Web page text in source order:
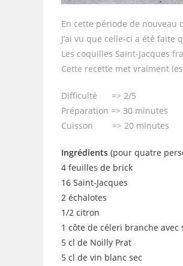
En cette période de nouveau
J’ai vu que celle-ci a été faite
Les coquilles Saint-Jacques
Cette recette met vraiment
Difficulté => 2/5
Préparation => 30 minutes
Cuisson => 20 minutes
Ingrédients (pour quatre
4 feuilles de brick
16 Saint-Jacques
2 échalotes
1/2 citron
1 côte de céleri branche avec
5 cl de Noilly Prat
5 cl de vin blanc sec